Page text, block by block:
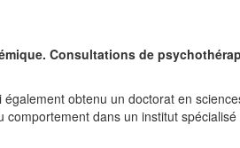
Consultations de
obtenu un doctorat en
dans un institut